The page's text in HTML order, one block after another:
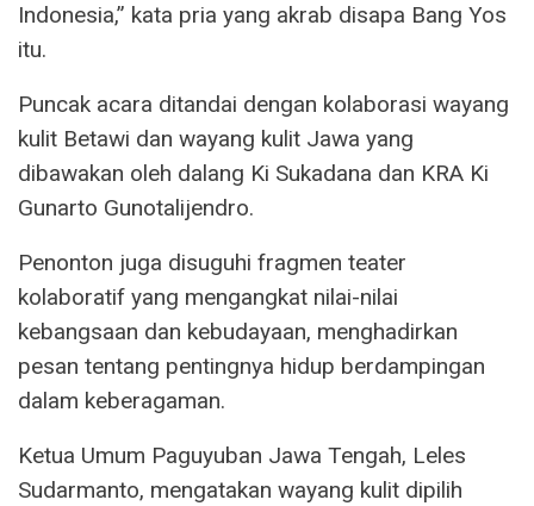
Indonesia,” kata pria yang akrab disapa Bang Yos
itu.
Puncak acara ditandai dengan kolaborasi wayang
kulit Betawi dan wayang kulit Jawa yang
dibawakan oleh dalang Ki Sukadana dan KRA Ki
Gunarto Gunotalijendro.
Penonton juga disuguhi fragmen teater
kolaboratif yang mengangkat nilai-nilai
kebangsaan dan kebudayaan, menghadirkan
pesan tentang pentingnya hidup berdampingan
dalam keberagaman.
Ketua Umum Paguyuban Jawa Tengah, Leles
Sudarmanto, mengatakan wayang kulit dipilih